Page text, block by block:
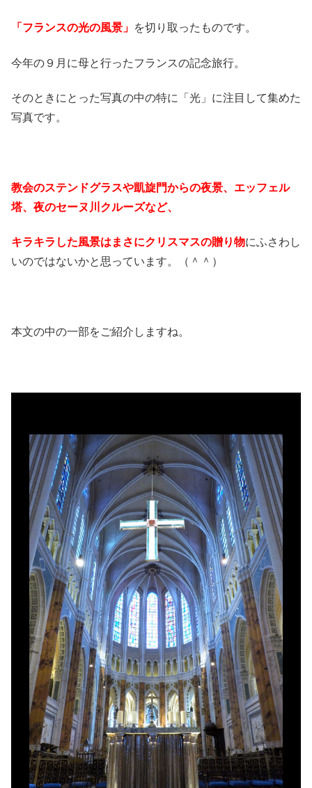
「フランスの光の風景」 を切り取ったものです。
今年の９月に母と行ったフランスの記念旅行。
そのときにとった写真の中の特に「光」に注目して集めた
写真です。
教会のステンドグラスや凱旋門からの夜景、エッフェル
塔、夜のセーヌ川クルーズなど、
キラキラした風景はまさにクリスマスの贈り物にふさわし
いのではないかと思っています。（＾＾）
本文の中の一部をご紹介しますね。